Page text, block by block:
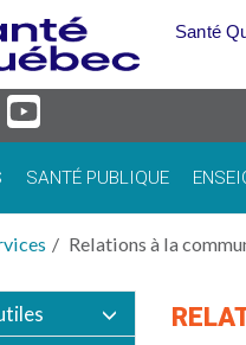
Santé
SANTÉ PUBLIQUE
Relations à la